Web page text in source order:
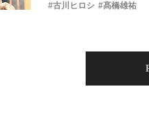
#古川ヒロシ #髙橋雄祐